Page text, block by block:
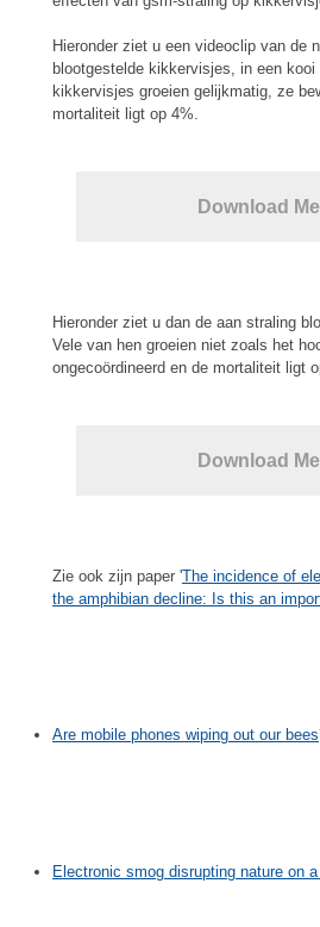
Hieronder ziet u een videoclip van de
blootgestelde kikkervisjes, in een kooi
kikkervisjes groeien gelijkmatig, ze
mortaliteit ligt op 4%.
Download
Hieronder ziet u dan de aan straling
Vele van hen groeien niet zoals het
ongecoördineerd en de mortaliteit ligt
Download
Zie ook zijn paper 'The incidence of
the amphibian decline: Is this an
Are mobile phones wiping out our bees
Electronic smog disrupting nature on